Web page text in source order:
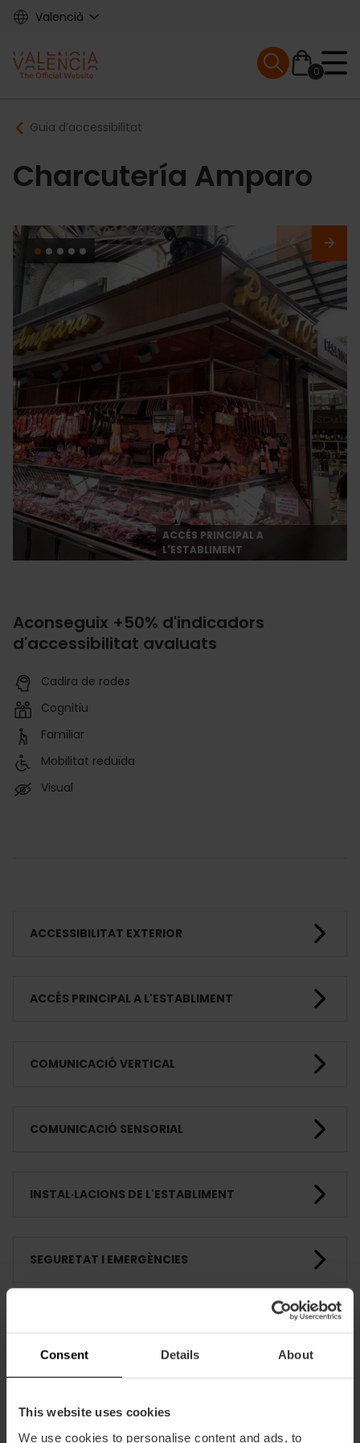
Consent Details About
This website uses cookies
We use cookies to personalise content and ads, to
Skip
content
Valencià
Main
navigation
0
Mobile menu
Breadcrumb
Guia d’accessibilitat
Charcutería Amparo
ACCÉS PRINCIPAL A
L'ESTABLIMENT
Aconseguix +50% d'indicadors
d'accessibilitat avaluats
Cadira de rodes
Cognitiu
Familiar
Mobilitat reduïda
Visual
ACCESSIBILITAT EXTERIOR
ACCÉS PRINCIPAL A L'ESTABLIMENT
COMUNICACIÓ VERTICAL
COMUNICACIÓ SENSORIAL
INSTAL·LACIONS DE L'ESTABLIMENT
SEGURETAT I EMERGÈNCIES